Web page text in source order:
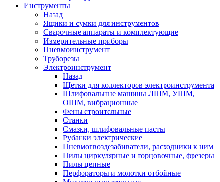
Инструменты
Назад
Ящики и сумки для инструментов
Сварочные аппараты и комплектующие
Измерительные приборы
Пневмоинструмент
Труборезы
Электроинструмент
Назад
Щетки для коллекторов электроинструмента
Шлифовальные машины ЛШМ, УШМ,
ОШМ, вибрационные
Фены строительные
Станки
Смазки, шлифовальные пасты
Рубанки электрические
Пневмогвоздезабиватели, расходники к ним
Пилы циркулярные и торцовочные, фрезеры
Пилы цепные
Перфораторы и молотки отбойные